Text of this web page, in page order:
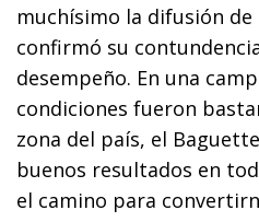
muchísimo la difusión
confirmó su
desempeño. En una
condiciones fueron
zona del país, el
buenos resultados en
el camino para